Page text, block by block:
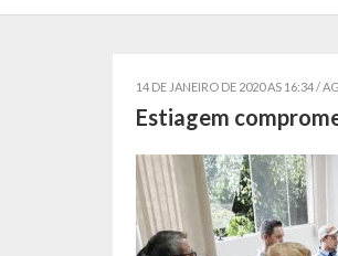
14 DE JANEIRO DE 2020 AS 16:34 /
Estiagem